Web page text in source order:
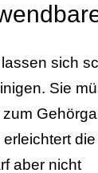
sich
Sie
die
aber nicht